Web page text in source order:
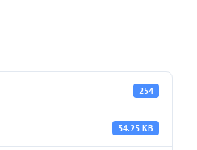
254
34.25 KB